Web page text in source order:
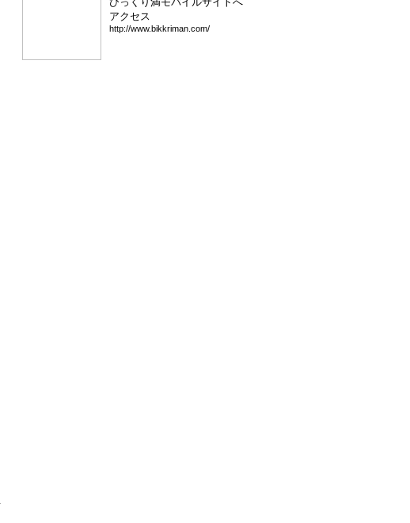
アクセス
http://www.bikkriman. com/